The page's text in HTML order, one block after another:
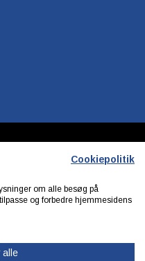
Cookiepolitik
om alle besøg på
og forbedre hjemmesidens
alle